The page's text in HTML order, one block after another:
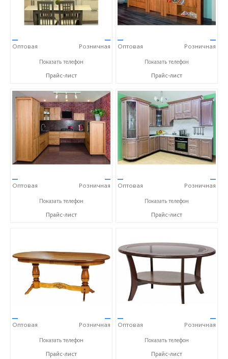
—
Оптовая
—
Розничная
+375(1771)3-14-32
Показать телефон
Прайс-лист
—
Оптовая
—
Розничная
+375(1771)3-14-32
Показать телефон
Прайс-лист
—
Оптовая
—
Розничная
+375(1771)3-14-32
Показать телефон
Прайс-лист
—
Оптовая
—
Розничная
+375(1771)3-14-32
Показать телефон
Прайс-лист
—
Оптовая
—
Розничная
+375(1771)3-14-32
Показать телефон
Прайс-лист
—
Оптовая
—
Розничная
+375(1771)3-14-32
Показать телефон
Прайс-лист